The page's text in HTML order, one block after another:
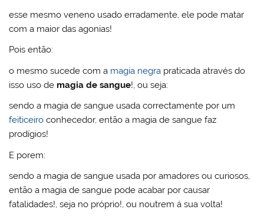
esse mesmo veneno usado erradamente, ele pode matar
com a maior das agonias!
Pois então:
o mesmo sucede com a magia negra praticada através do
isso uso de magia de sangue!, ou seja:
sendo a magia de sangue usada correctamente por um
feiticeiro conhecedor, então a magia de sangue faz
prodígios!
E porem:
sendo a magia de sangue usada por amadores ou curiosos,
então a magia de sangue pode acabar por causar
fatalidades!, seja no próprio!, ou noutrem á sua volta!